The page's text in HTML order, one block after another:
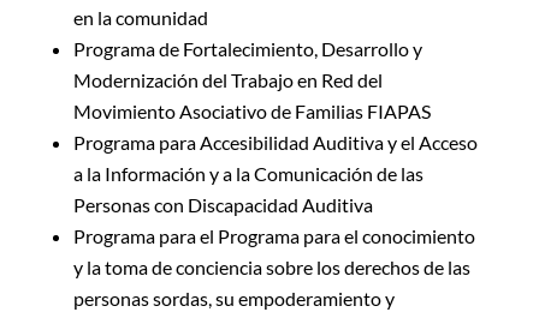
en la comunidad
Programa de Fortalecimiento, Desarrollo y
Modernización del Trabajo en Red del
Movimiento Asociativo de Familias FIAPAS
Programa para Accesibilidad Auditiva y el Acceso
a la Información y a la Comunicación de las
Personas con Discapacidad Auditiva
Programa para el Programa para el conocimiento
y la toma de conciencia sobre los derechos de las
personas sordas, su empoderamiento y